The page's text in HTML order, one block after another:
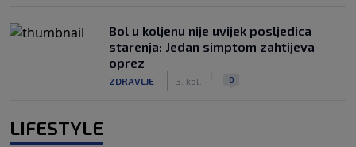
Bol u koljenu nije uvijek posljedica
starenja: Jedan simptom zahtijeva
oprez
ZDRAVLJE 3. kol. 0
LIFESTYLE